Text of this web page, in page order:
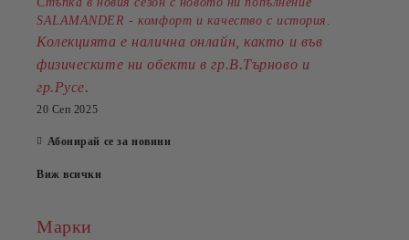
SALAMANDER - комфорт и качество с история.
Колекцията е налична онлайн, както и във
физическите ни обекти в гр.В.Търново и
гр.Русе.
20 Сеп 2025
Абонирай се за новини
Виж всички
Марки